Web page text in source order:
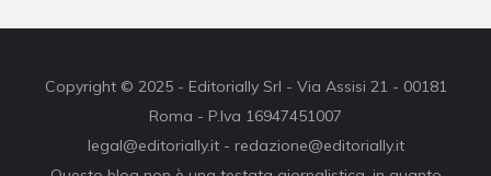
Copyright © 2025 - Editorially Srl - Via Assisi 21 - 00181
Roma - P.Iva 16947451007
legal@editorially.it - redazione@editorially.it